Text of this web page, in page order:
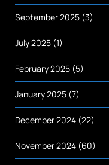
September 2025 (3)
July 2025 (1)
February 2025 (5)
January 2025 (7)
December 2024 (22)
November 2024 (60)